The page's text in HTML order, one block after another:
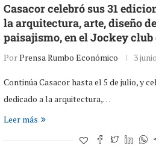
Casacor celebró sus 31
la arquitectura, arte, diseño
paisajismo, en el Jockey club
PorPrensa Rumbo Económico 3
Continúa Casacor hasta el 5 de julio, y
dedicado a la arquitectura,…
Leer más